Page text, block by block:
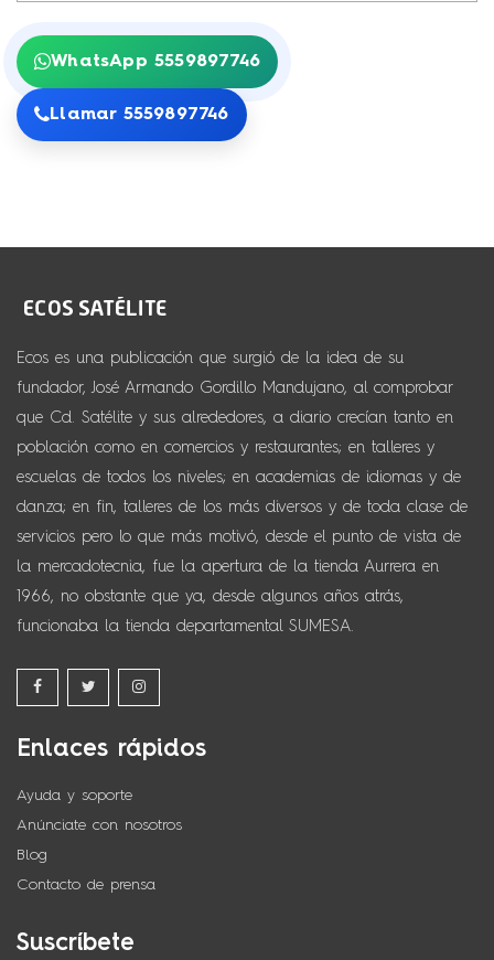
WhatsApp 5559897746
Llamar 5559897746
Ecos es una publicación que surgió de la idea de su
fundador, José Armando Gordillo Mandujano, al comprobar
que Cd. Satélite y sus alrededores, a diario crecían tanto en
población como en comercios y restaurantes; en talleres y
escuelas de todos los niveles; en academias de idiomas y de
danza; en fin, talleres de los más diversos y de toda clase de
servicios pero lo que más motivó, desde el punto de vista de
la mercadotecnia, fue la apertura de la tienda Aurrera en
1966, no obstante que ya, desde algunos años atrás,
funcionaba la tienda departamental SUMESA.
Enlaces rápidos
Ayuda y soporte
Anúnciate con nosotros
Blog
Contacto de prensa
Suscríbete